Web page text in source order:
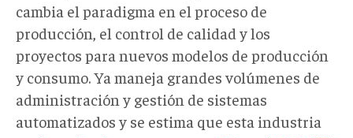
cambia el paradigma en el proceso de
producción, el control de calidad y los
proyectos para nuevos modelos de producción
y consumo. Ya maneja grandes volúmenes de
administración y gestión de sistemas
automatizados y se estima que esta industria